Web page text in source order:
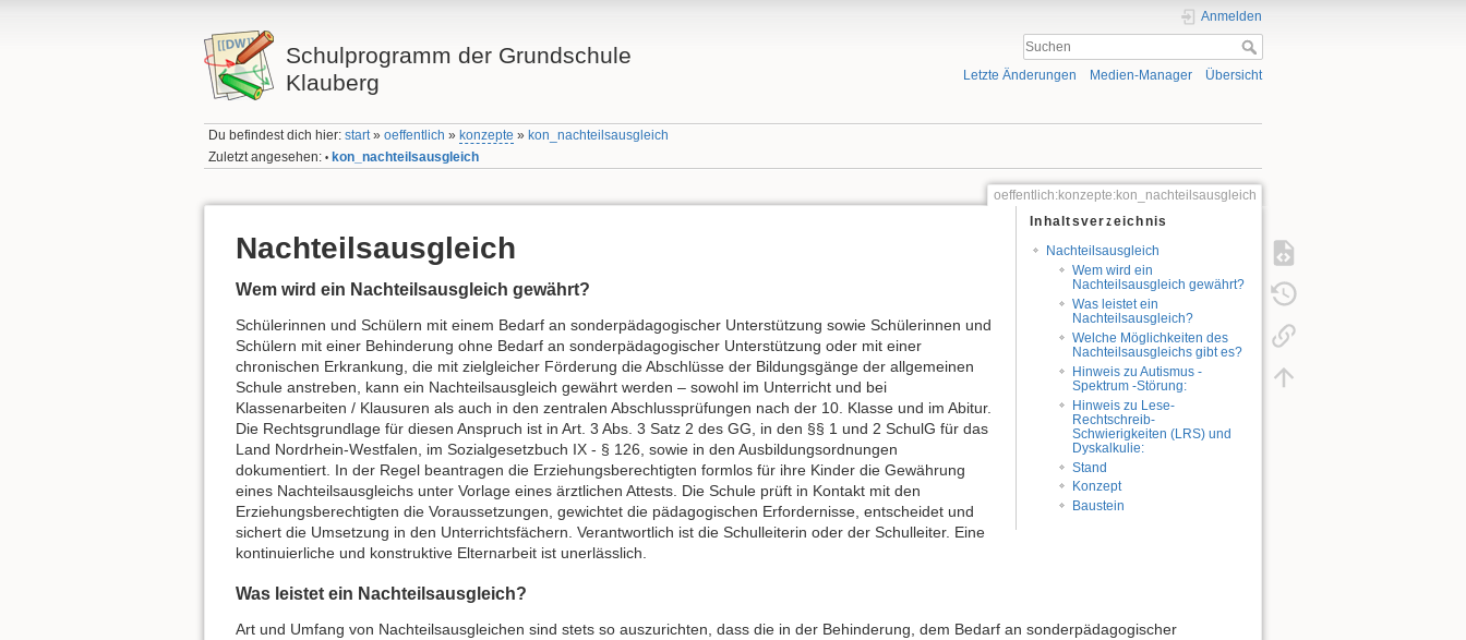
Schulprogramm der Grundschule
Klauberg
Anmelden
Letzte Änderungen Medien-Manager Übersicht
Du befindest dich hier:start»oeffentlich » konzepte » kon_nachteilsausgleich
Zuletzt angesehen: • kon_nachteilsausgleich
oeffentlich:konzepte:kon_nachteilsausgleich
Inhaltsverzeichnis
Nachteilsausgleich
Wem wird ein
Nachteilsausgleich gewährt?
Was leistet ein
Nachteilsausgleich?
Welche Möglichkeiten des
Nachteilsausgleichs gibt es?
Hinweis zu Autismus -
Spektrum -Störung:
Hinweis zu Lese-
Rechtschreib-
Schwierigkeiten (LRS) und
Dyskalkulie:
Stand
Konzept
Baustein
Nachteilsausgleich
Wem wird ein Nachteilsausgleich gewährt?
Schülerinnen und Schülern mit einem Bedarf an sonderpädagogischer Unterstützung sowie Schülerinnen und
Schülern mit einer Behinderung ohne Bedarf an sonderpädagogischer Unterstützung oder mit einer
chronischen Erkrankung, die mit zielgleicher Förderung die Abschlüsse der Bildungsgänge der allgemeinen
Schule anstreben, kann ein Nachteilsausgleich gewährt werden – sowohl im Unterricht und bei
Klassenarbeiten / Klausuren als auch in den zentralen Abschlussprüfungen nach der 10. Klasse und im Abitur.
Die Rechtsgrundlage für diesen Anspruch ist in Art. 3 Abs. 3 Satz 2 des GG, in den §§ 1 und 2 SchulG für das
Land Nordrhein-Westfalen, im Sozialgesetzbuch IX - § 126, sowie in den Ausbildungsordnungen
dokumentiert. In der Regel beantragen die Erziehungsberechtigten formlos für ihre Kinder die Gewährung
eines Nachteilsausgleichs unter Vorlage eines ärztlichen Attests. Die Schule prüft in Kontakt mit den
Erziehungsberechtigten die Voraussetzungen, gewichtet die pädagogischen Erfordernisse, entscheidet und
sichert die Umsetzung in den Unterrichtsfächern. Verantwortlich ist die Schulleiterin oder der Schulleiter. Eine
kontinuierliche und konstruktive Elternarbeit ist unerlässlich.
Was leistet ein Nachteilsausgleich?
Art und Umfang von Nachteilsausgleichen sind stets so auszurichten, dass die in der Behinderung, dem Bedarf an sonderpädagogischer